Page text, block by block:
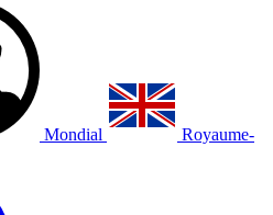
Mondial
Royaume-